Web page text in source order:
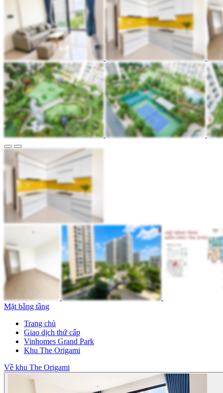
Mặt bằng tầng
Trang chủ
Giao dịch thứ cấp
Vinhomes Grand Park
Khu The Origami
Về khu The Origami